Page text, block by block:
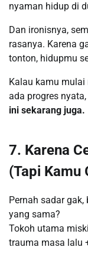
nyaman hidup di
Dan ironisnya,
rasanya. Karena
tonton, hidupmu
Kalau kamu mulai
ada progres
ini sekarang juga.
7. Karena
(Tapi Kamu
Pernah sadar gak,
yang sama?
Tokoh utama
trauma masa lalu